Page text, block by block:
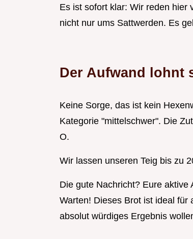
Es ist sofort klar: Wir reden hier
nicht nur ums Sattwerden. Es
Der Aufwand lohnt
Keine Sorge, das ist kein
Kategorie "mittelschwer". Die
O.
Wir lassen unseren Teig bis zu
Die gute Nachricht? Eure
Warten! Dieses Brot ist ideal für
absolut würdiges Ergebnis